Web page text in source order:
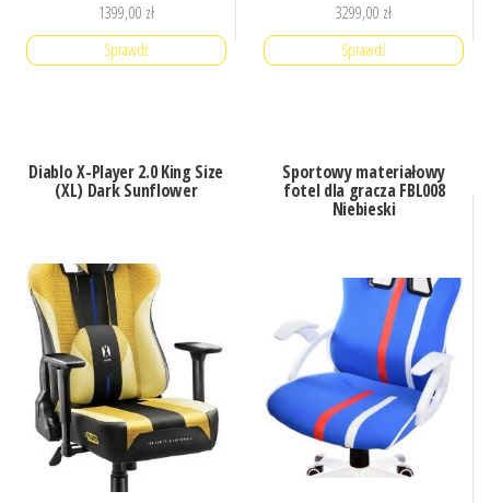
1399,00 zł
Sprawdź
3299,00 zł
Sprawdź
Diablo X-Player 2.0 King Size
(XL) Dark Sunflower
Sportowy materiałowy
fotel dla gracza FBL008
Niebieski